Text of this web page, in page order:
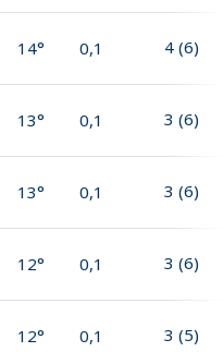
14° 0,1 4 (6)
13° 0,1 3 (6)
13° 0,1 3 (6)
12° 0,1 3 (6)
12° 0,1 3 (5)